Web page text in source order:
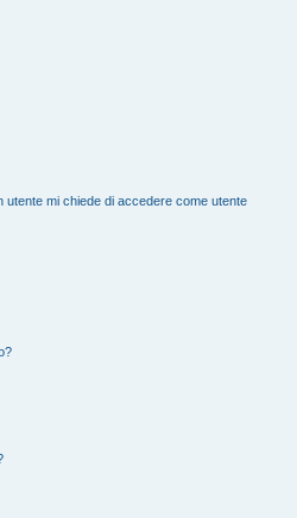
utente mi chiede di accedere come utente